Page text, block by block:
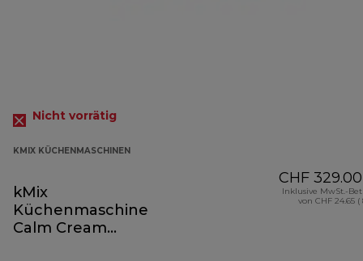
Nicht vorrätig
KMIX KÜCHENMASCHINEN
kMix
Küchenmaschine
Calm Cream
CHF 329.00
Inklusive MwSt.-
von CHF 24.65 (